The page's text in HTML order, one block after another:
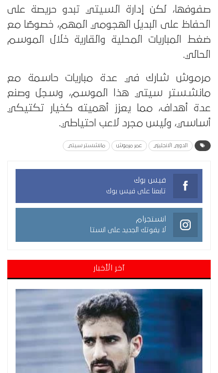
صفوفها، لكن إدارة السيتي تبدو حريصة على
الحفاظ على البديل الهجومي المهم، خصوصًا مع
ضغط المباريات المحلية والقارية خلال الموسم
الحالي.
مرموش شارك في عدة مباريات حاسمة مع
مانشستر سيتي هذا الموسم، وسجل وصنع
عدة أهداف، مما يعزز أهميته كخيار تكتيكي
أساسي، وليس مجرد لاعب احتياطي.
الدوري الانجليزي عمر مرموش مانشستر سيتي
فيس بوك
تابعنا على فيس بوك
انستجرام
لا يفوتك الجديد على انستا
آخر الأخبار